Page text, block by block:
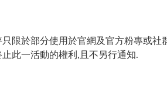
限於部分使用於官網及官方粉專或
此一活動的權利,且不另行通知.